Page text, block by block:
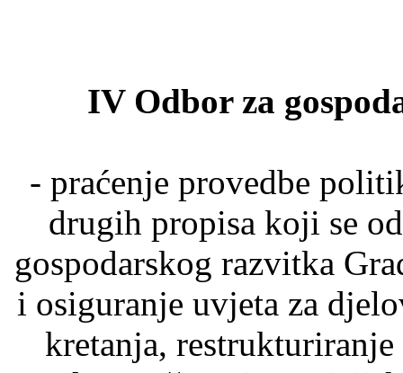
IV Odbor za
- praćenje provedbe
drugih propisa koji se
gospodarskog razvitka
i osiguranje uvjeta za
kretanja,